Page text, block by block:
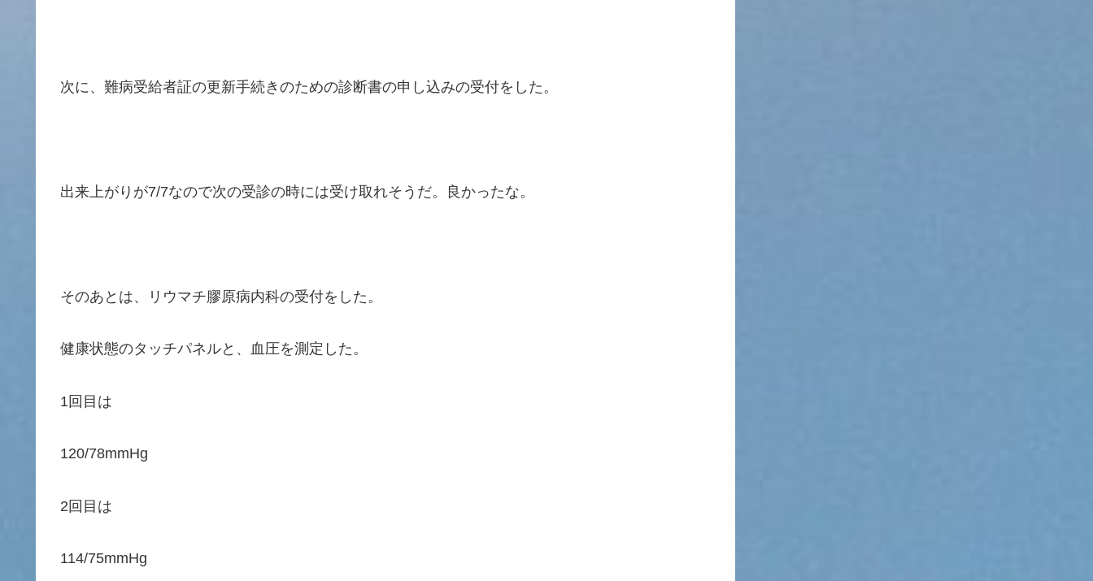
次に、難病受給者証の更新手続きのための診断書の申し込みの受付をした。
出来上がりが7/7なので次の受診の時には受け取れそうだ。良かったな。
そのあとは、リウマチ膠原病内科の受付をした。
健康状態のタッチパネルと、血圧を測定した。
1回目は
120/78mmHg
2回目は
114/75mmHg